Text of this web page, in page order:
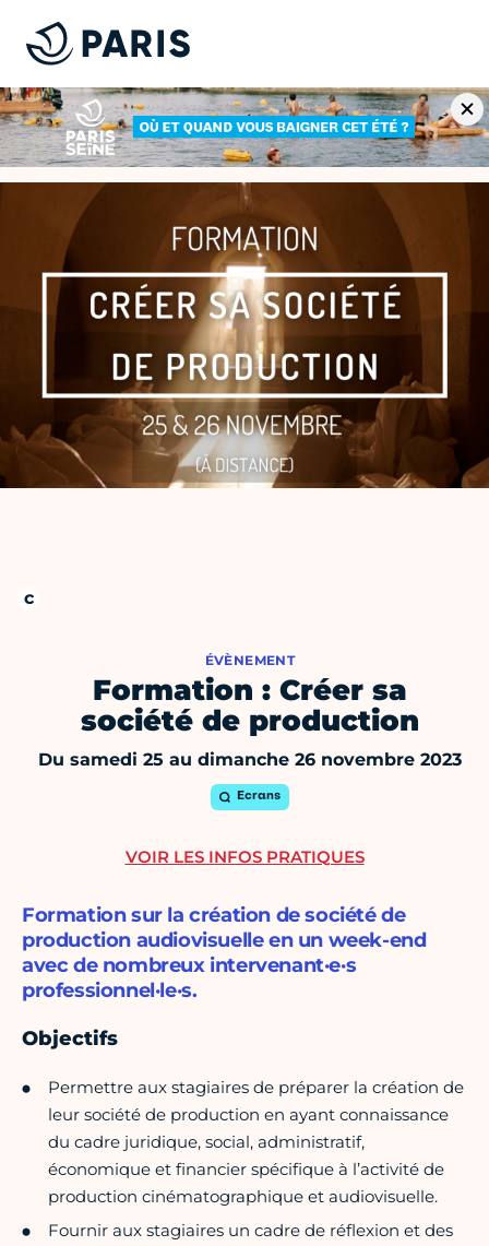
ÉVÈNEMENT
Formation : Créer sa
société de production
Du samedi 25 au dimanche 26 novembre 2023
Ecrans
Formation sur la création de société de
production audiovisuelle en un week-end
avec de nombreux intervenant·e·s
professionnel·le·s.
Objectifs
Permettre aux stagiaires de préparer la création de
leur société de production en ayant connaissance
du cadre juridique, social, administratif,
économique et financier spécifique à l’activité de
production cinématographique et audiovisuelle.
Fournir aux stagiaires un cadre de réflexion et des
VOIR LES INFOS PRATIQUES